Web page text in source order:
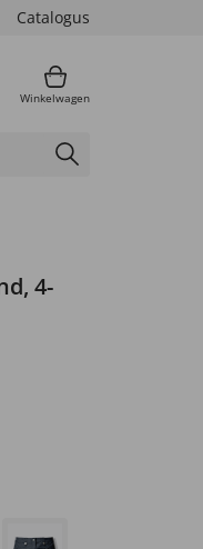
Catalogus
Winkelwagen
4-